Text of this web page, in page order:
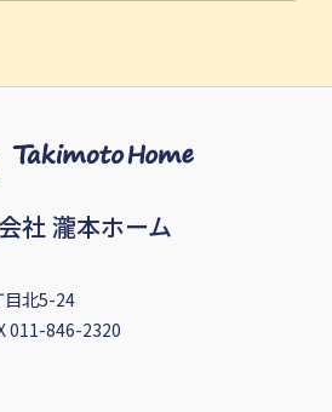
社 瀧本ホーム
目北5-24
011-846-2320